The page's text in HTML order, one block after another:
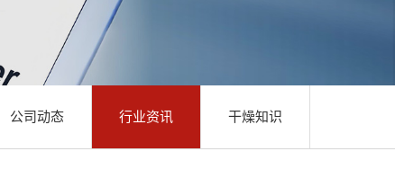
公司动态 行业资讯 干燥知识